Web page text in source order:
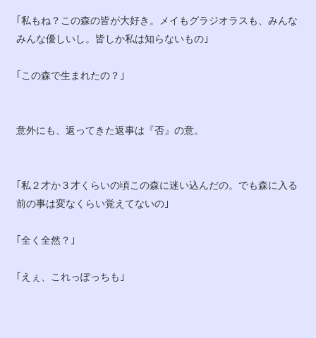
｢私もね？この森の皆が大好き。メイもグラジオラスも、みんな
みんな優しいし。皆しか私は知らないもの｣
｢この森で生まれたの？｣
意外にも、返ってきた返事は『否』の意。
｢私２才か３才くらいの頃この森に迷い込んだの。でも森に入る
前の事は変なくらい覚えてないの｣
｢全く全然？｣
｢えぇ、これっぽっちも｣